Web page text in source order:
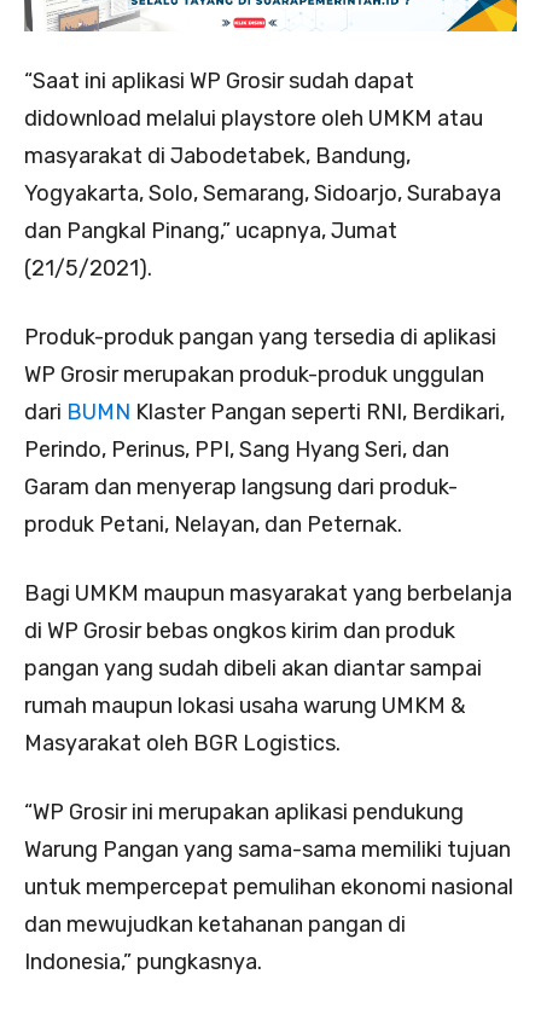
“Saat ini aplikasi WP Grosir sudah dapat
didownload melalui playstore oleh UMKM atau
masyarakat di Jabodetabek, Bandung,
Yogyakarta, Solo, Semarang, Sidoarjo, Surabaya
dan Pangkal Pinang,” ucapnya, Jumat
(21/5/2021).
Produk-produk pangan yang tersedia di aplikasi
WP Grosir merupakan produk-produk unggulan
dari BUMN Klaster Pangan seperti RNI, Berdikari,
Perindo, Perinus, PPI, Sang Hyang Seri, dan
Garam dan menyerap langsung dari produk-
produk Petani, Nelayan, dan Peternak.
Bagi UMKM maupun masyarakat yang berbelanja
di WP Grosir bebas ongkos kirim dan produk
pangan yang sudah dibeli akan diantar sampai
rumah maupun lokasi usaha warung UMKM &
Masyarakat oleh BGR Logistics.
“WP Grosir ini merupakan aplikasi pendukung
Warung Pangan yang sama-sama memiliki tujuan
untuk mempercepat pemulihan ekonomi nasional
dan mewujudkan ketahanan pangan di
Indonesia,” pungkasnya.